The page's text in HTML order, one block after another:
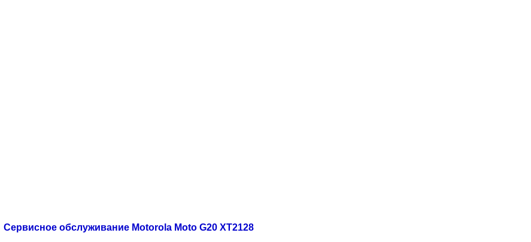
Сервисное обслуживание Motorola Moto G20 XT2128